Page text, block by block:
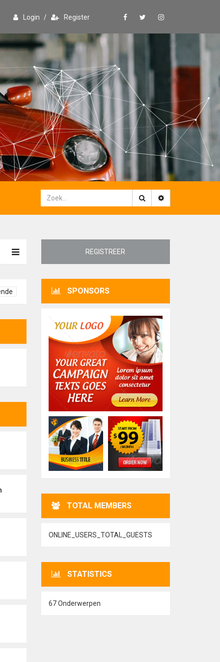
Login / Register
REGISTREER
SPONSORS
TOTAL MEMBERS
ONLINE_USERS_TOTAL_GUESTS
STATISTICS
67 Onderwerpen